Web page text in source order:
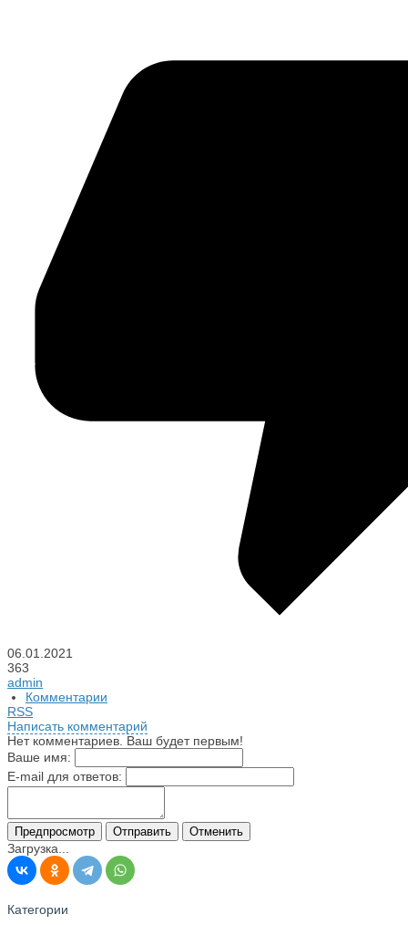
06.01.2021
363
admin
Комментарии
RSS
Написать комментарий
Нет комментариев. Ваш будет первым!
Ваше имя:
E-mail для ответов:
Загрузка...
Категории